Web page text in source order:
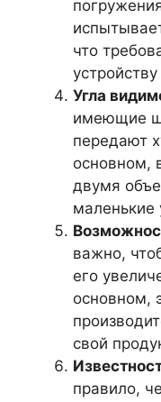
что
Угла
имеющие
передают
основном,
двумя
маленькие
важно,
его
основном,
свой
правило,